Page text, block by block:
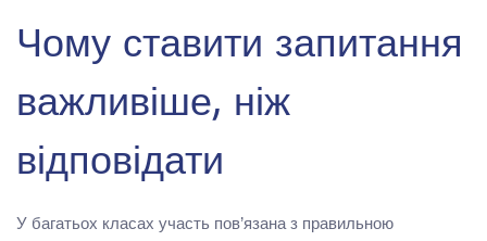
Чому ставити запитання
важливіше, ніж
відповідати
У багатьох класах участь пов’язана з правильною